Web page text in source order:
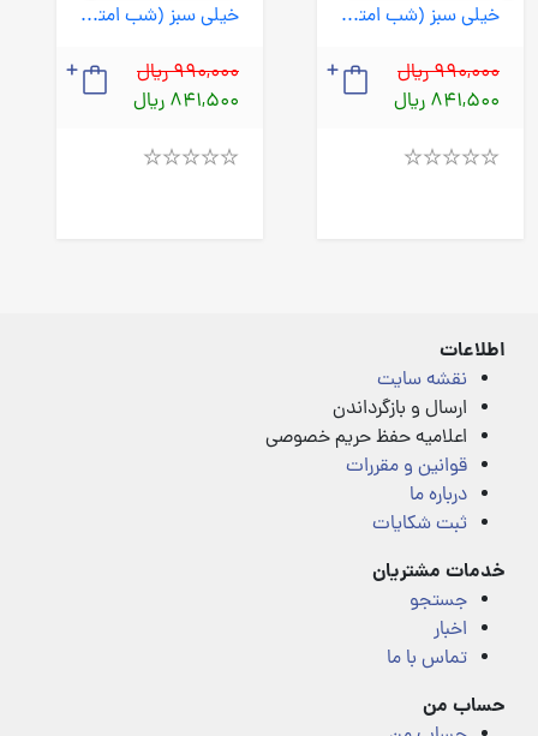
خیلی سبز (شب امتحان) - عربی 2 یازدهم ریاضی تجربی 1404
990,000 ریال
841,500 ریال
خیلی سبز (شب امتحان) - ریاضی و آمار 3 دوازدهم 1404
990,000 ریال
841,500 ریال
اطلاعات
نقشه سایت
ارسال و بازگرداندن
اعلامیه حفظ حریم خصوصی
قوانین و مقررات
درباره ما
ثبت شکایات
خدمات مشتریان
جستجو
اخبار
تماس با ما
حساب من